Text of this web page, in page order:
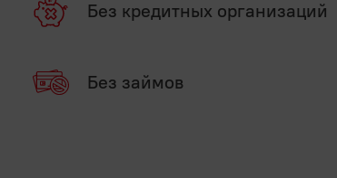
Без кредитных организаций
Без займов